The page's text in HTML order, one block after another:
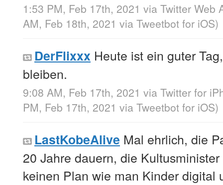
1:53 PM, Feb 17th, 2021 via Twitter Web
AM, Feb 18th, 2021 via Tweetbot for iΟS)
DerFlixxx Heute ist ein guter
bleiben.
9:08 AM, Feb 17th, 2021 via Twitter for
PM, Feb 17th, 2021 via Tweetbot for iΟS)
LastKobeAlive Mal ehrlich, die
20 Jahre dauern, die
keinen Plan wie man Kinder digital